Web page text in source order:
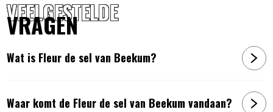
VEELGESTELDE
VRAGEN
Wat is Fleur de sel van Beekum?
Waar komt de Fleur de sel van Beekum vandaan?